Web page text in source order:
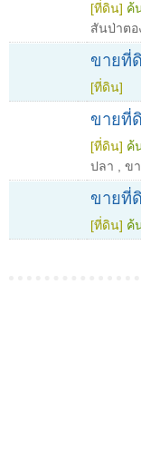
[ที่ดิน] ค้
สันป่าตอ
ขายที่
[ที่ดิน]
ขายที่
[ที่ดิน] ค้
ปลา
ข
ขายที่
[ที่ดิน] ค้